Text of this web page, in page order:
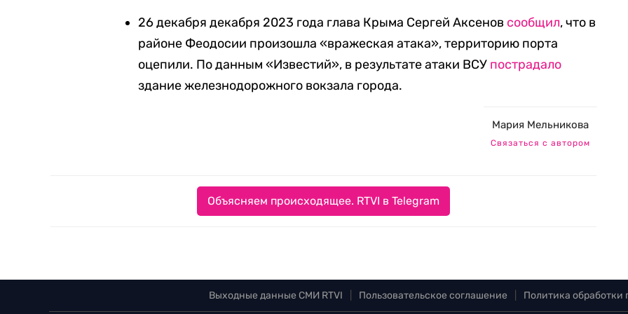
26 декабря декабря 2023 года глава Крыма Сергей Аксенов сообщил, что в
районе Феодосии произошла «вражеская атака», территорию порта
оцепили. По данным «Известий», в результате атаки ВСУ пострадало
здание железнодорожного вокзала города.
Мария Мельникова
Связаться с автором
Объясняем происходящее. RTVI в Telegram
Выходные данные СМИ RTVI Пользовательское соглашение Политика